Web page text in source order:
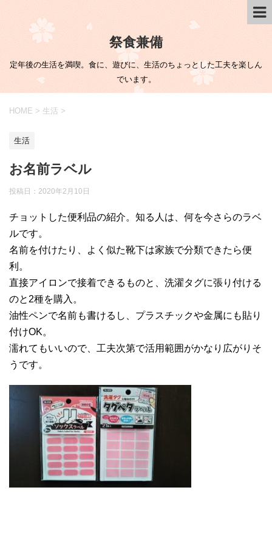
祭食兼備
定年後の生活を満喫。食に、遊びに、生活のちょっとした工夫を楽しん
でいます。
HOME > 生活 >
生活
お名前ラベル
投稿日： 2020年2月10日
チョットした便利品の紹介。知る人は、何を今さらのラベ
ルです。
名前を付けたり、よく似た靴下は家族で分類できたら便
利。
直接アイロンで接着できるものと、洗濯タグに張り付ける
のと2種を購入。
油性ペンで名前も書けるし、プラスチックや金属にも貼り
付けOK。
濡れてもいいので、工夫次第で活用範囲がかなり広がりそ
うです。